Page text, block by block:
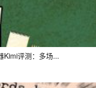
Kimi评测：多场...